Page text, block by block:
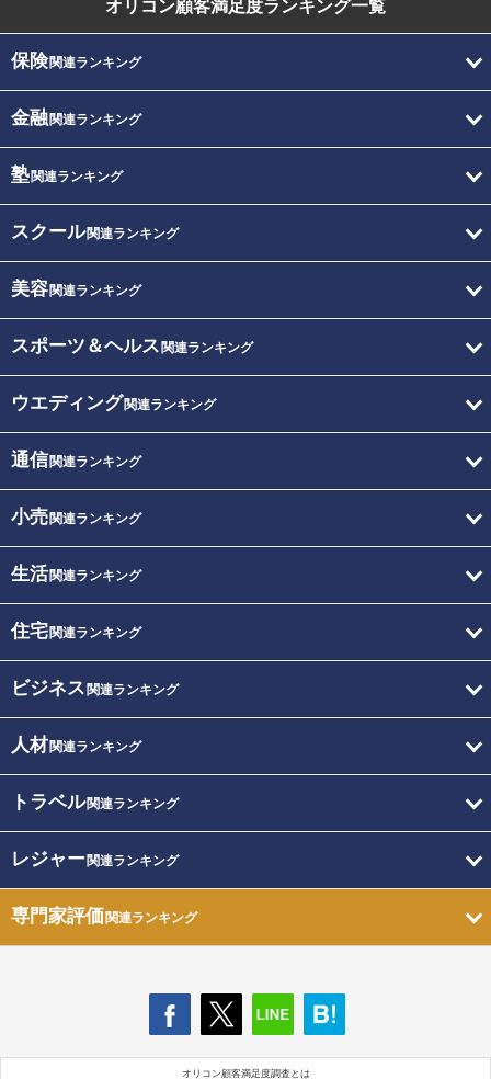
オリコン顧客満足度ランキング一覧
保険関連ランキング
金融関連ランキング
塾関連ランキング
スクール関連ランキング
美容関連ランキング
スポーツ＆ヘルス 関連ランキング
ウエディング関連ランキング
通信関連ランキング
小売関連ランキング
生活関連ランキング
住宅関連ランキング
ビジネス 関連ランキング
人材関連ランキング
トラベル関連ランキング
レジャー関連ランキング
専門家評価関連ランキング
オリコン顧客満足度調査とは